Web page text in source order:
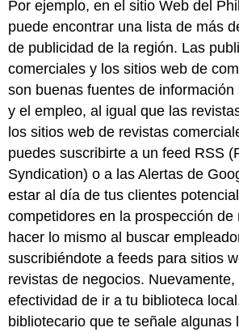
Por ejemplo, en el sitio Web del
puede encontrar una lista de más
de publicidad de la región. Las
comerciales y los sitios web de
son buenas fuentes de
y el empleo, al igual que las
los sitios web de revistas
puedes suscribirte a un feed RSS
Syndication) o a las Alertas de
estar al día de tus clientes
competidores en la prospección de
hacer lo mismo al buscar
suscribiéndote a feeds para sitios
revistas de negocios.
efectividad de ir a tu biblioteca
bibliotecario que te señale algunas